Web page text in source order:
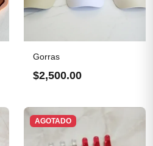
Gorras
$2,500.00
AGOTADO